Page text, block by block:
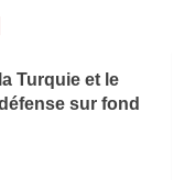
Turquie et le
sur fond